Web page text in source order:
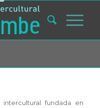
fundada en